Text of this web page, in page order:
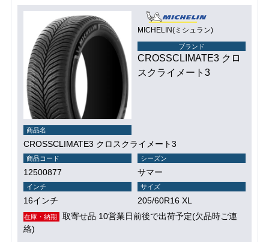
MICHELIN(ミシュラン)
ブランド
CROSSCLIMATE3 クロ
スクライメート3
商品名
CROSSCLIMATE3 クロスクライメート3
商品コード
12500877
シーズン
サマー
インチ
16インチ
サイズ
205/60R16 XL
在庫・納期
取寄せ品 10営業日前後で出荷予定(欠品時ご連
絡)